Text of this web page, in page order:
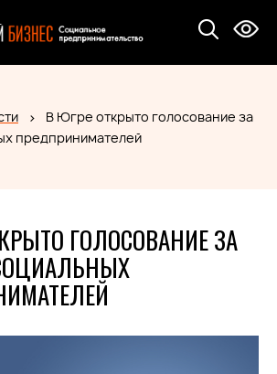
В Югре открыто голосование за
предпринимателей
ГОЛОСОВАНИЕ ЗА